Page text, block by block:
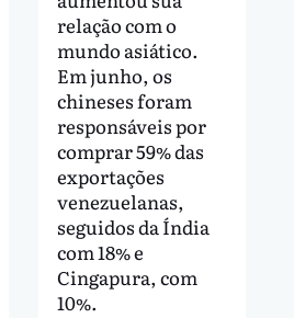
relação com o
mundo asiático.
Em junho, os
chineses foram
responsáveis por
comprar 59% das
exportações
venezuelanas,
seguidos da Índia
com 18% e
Cingapura, com
10%.